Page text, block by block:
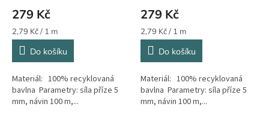
279 Kč
Měrná
cena:
2,79 Kč / 1 m
Do košíku
Materiál: 100% recyklovaná
bavlna Parametry: síla příze 5
mm, návin 100 m,...
279 Kč
Měrná
cena:
2,79 Kč / 1 m
Do košíku
Materiál: 100% recyklovaná
bavlna Parametry: síla příze 5
mm, návin 100 m,...